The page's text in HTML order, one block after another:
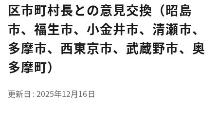
区市町村長との意見交換（昭島
市、福生市、小金井市、清瀬市、
多摩市、西東京市、武蔵野市、奥
多摩町）
更新日 2025年12月16日